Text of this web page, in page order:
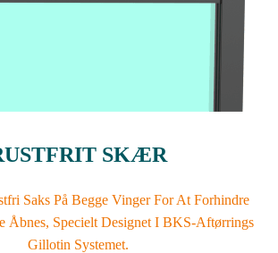
SKÆR
Saks På Begge Vinger For At Forhindre
Åbnes, Specielt Designet I BKS-Aftørrings
Gillotin Systemet.